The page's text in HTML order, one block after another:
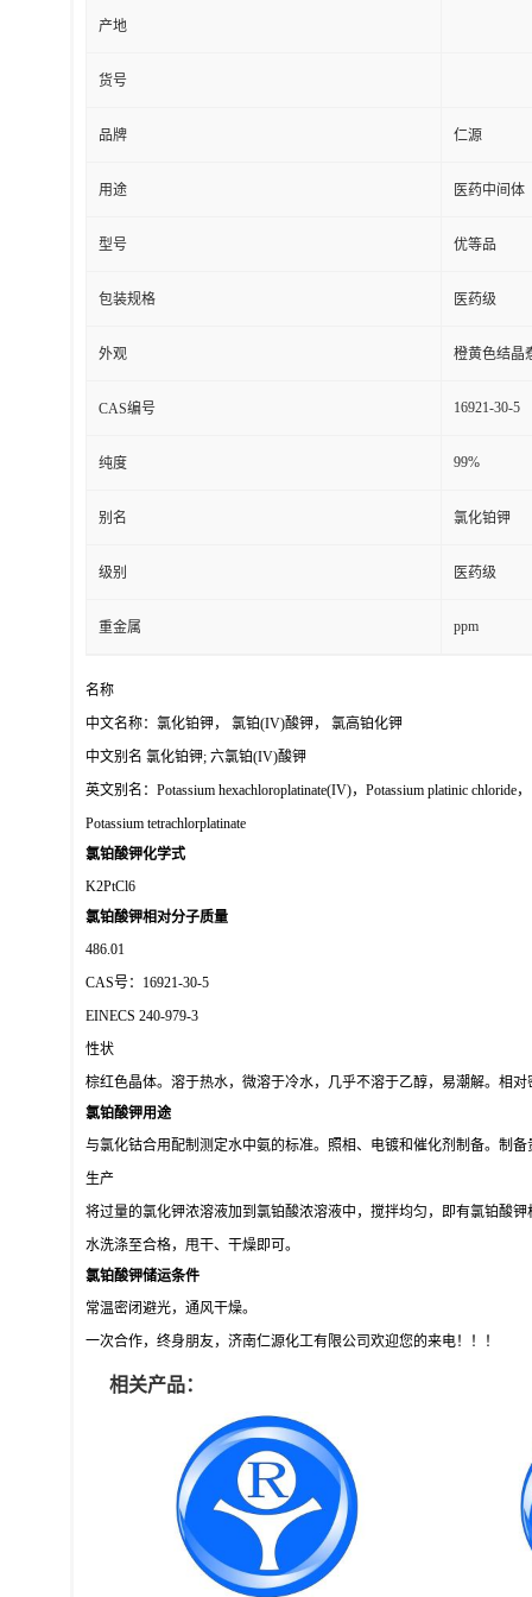
产地
货号
品牌 仁源
用途 医药中间体
型号 优等品
包装规格 医药级
外观 橙黄色结晶
CAS编号 16921-30-5
纯度 99%
别名 氯化铂钾
级别 医药级
重金属 ppm
名称
中文名称：氯化铂钾， 氯铂(IV)酸钾， 氯高铂化钾
中文别名 氯化铂钾; 六氯铂(IV)酸钾
英文别名：Potassium hexachloroplatinate(IV)，Potassium platinic chloride
Potassium tetrachlorplatinate
氯铂酸钾化学式
K2PtCl6
氯铂酸钾相对分子质量
486.01
CAS号：16921-30-5
EINECS 240-979-3
性状
棕红色晶体。溶于热水，微溶于冷水，几乎不溶于乙醇，易潮解。相
氯铂酸钾用途
与氯化钴合用配制测定水中氨的标准。照相、电镀和催化剂制备。制
生产
将过量的氯化钾浓溶液加到氯铂酸浓溶液中，搅拌均匀，即有氯铂酸
水洗涤至合格，甩干、干燥即可。
氯铂酸钾储运条件
常温密闭避光，通风干燥。
一次合作，终身朋友，济南仁源化工有限公司欢迎您的来电！！！
相关产品：